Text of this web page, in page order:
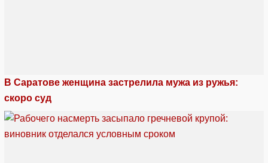
В Саратове женщина застрелила мужа из ружья:
скоро суд